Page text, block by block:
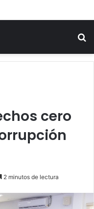
cero
2 minutos de lectura